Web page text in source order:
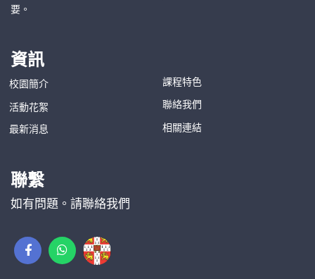
要。
資訊
校園簡介
活動花絮
最新消息
課程特色
聯絡我們
相關連結
聯繫
如有問題。請聯絡我們